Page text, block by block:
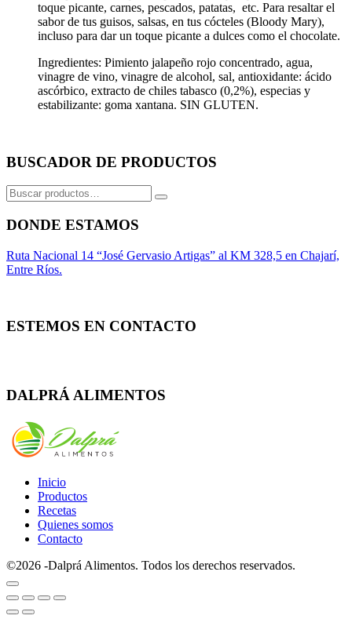
toque picante, carnes, pescados, patatas, etc. Para resaltar el
sabor de tus guisos, salsas, en tus cócteles (Bloody Mary),
incluso para dar un toque picante a dulces como el chocolate.
Ingredientes: Pimiento jalapeño rojo concentrado, agua,
vinagre de vino, vinagre de alcohol, sal, antioxidante: ácido
ascórbico, extracto de chiles tabasco (0,2%), especias y
estabilizante: goma xantana. SIN GLUTEN.
BUSCADOR DE PRODUCTOS
Buscar
por:
DONDE ESTAMOS
Ruta Nacional 14 “José Gervasio Artigas” al KM 328,5 en Chajarí,
Entre Ríos.
ESTEMOS EN CONTACTO
DALPRÁ ALIMENTOS
Inicio
Productos
Recetas
Quienes somos
Contacto
©2026 -Dalprá Alimentos. Todos los derechos reservados.